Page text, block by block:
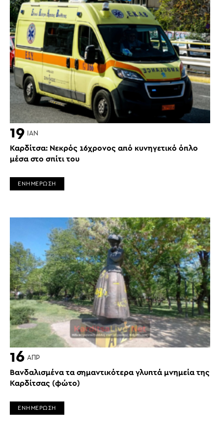
19 ΙΑΝ
Καρδίτσα: Νεκρός 16χρονος από κυνηγετικό όπλο
μέσα στο σπίτι του
ΕΝΗΜΕΡΩΣΗ
16 ΑΠΡ
Βανδαλισμένα τα σημαντικότερα γλυπτά μνημεία της
Καρδίτσας (φώτο)
ΕΝΗΜΕΡΩΣΗ